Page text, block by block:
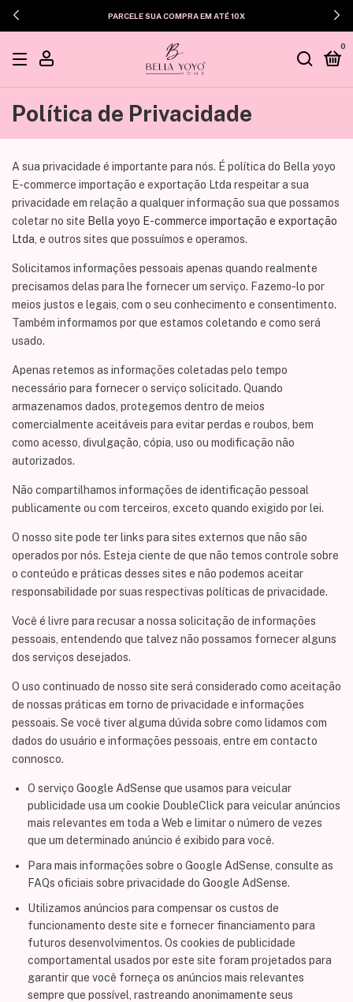
PARCELE SUA COMPRA EM ATÉ 10X
0
Política de Privacidade
A sua privacidade é importante para nós. É política do Bella yoyo
E-commerce importação e exportação Ltda respeitar a sua
privacidade em relação a qualquer informação sua que possamos
coletar no site Bella yoyo E-commerce importação e exportação
Ltda , e outros sites que possuímos e operamos.
Solicitamos informações pessoais apenas quando realmente
precisamos delas para lhe fornecer um serviço. Fazemo-lo por
meios justos e legais, com o seu conhecimento e consentimento.
Também informamos por que estamos coletando e como será
usado.
Apenas retemos as informações coletadas pelo tempo
necessário para fornecer o serviço solicitado. Quando
armazenamos dados, protegemos dentro de meios
comercialmente aceitáveis ​​para evitar perdas e roubos, bem
como acesso, divulgação, cópia, uso ou modificação não
autorizados.
Não compartilhamos informações de identificação pessoal
publicamente ou com terceiros, exceto quando exigido por lei.
O nosso site pode ter links para sites externos que não são
operados por nós. Esteja ciente de que não temos controle sobre
o conteúdo e práticas desses sites e não podemos aceitar
responsabilidade por suas respectivas políticas de privacidade.
Você é livre para recusar a nossa solicitação de informações
pessoais, entendendo que talvez não possamos fornecer alguns
dos serviços desejados.
O uso continuado de nosso site será considerado como aceitação
de nossas práticas em torno de privacidade e informações
pessoais. Se você tiver alguma dúvida sobre como lidamos com
dados do usuário e informações pessoais, entre em contacto
connosco.
O serviço Google AdSense que usamos para veicular
publicidade usa um cookie DoubleClick para veicular anúncios
mais relevantes em toda a Web e limitar o número de vezes
que um determinado anúncio é exibido para você.
Para mais informações sobre o Google AdSense, consulte as
FAQs oficiais sobre privacidade do Google AdSense.
Utilizamos anúncios para compensar os custos de
funcionamento deste site e fornecer financiamento para
futuros desenvolvimentos. Os cookies de publicidade
comportamental usados ​​por este site foram projetados para
garantir que você forneça os anúncios mais relevantes
sempre que possível, rastreando anonimamente seus